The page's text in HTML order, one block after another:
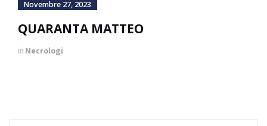
Novembre 27, 2023
QUARANTA MATTEO
in Necrologi